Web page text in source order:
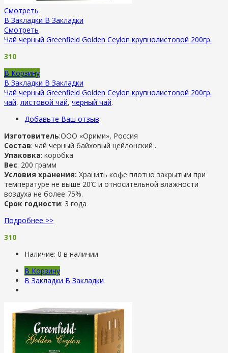
Смотреть
В Закладки В Закладки
Смотреть
Чай черный Greenfield Golden Ceylon крупнолистовой 200гр.
310
В Корзину
В Закладки В Закладки
Чай черный Greenfield Golden Ceylon крупнолистовой 200гр.
чай, листовой чай, черный чай.
Добавьте Ваш отзыв
Изготовитель:ООО «Орими», Россия
Состав: чай черный байховый цейлонский .
Упаковка: коробка
Вес: 200 грамм
Условия хранения: Хранить кофе плотно закрытым при
температуре не выше 20’C и относительной влажности
воздуха не более 75%.
Срок годности: 3 года
Подробнее >>
310
Наличие: 0 в наличии
В Корзину
В Закладки В Закладки